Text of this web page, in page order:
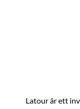
Latour är ett